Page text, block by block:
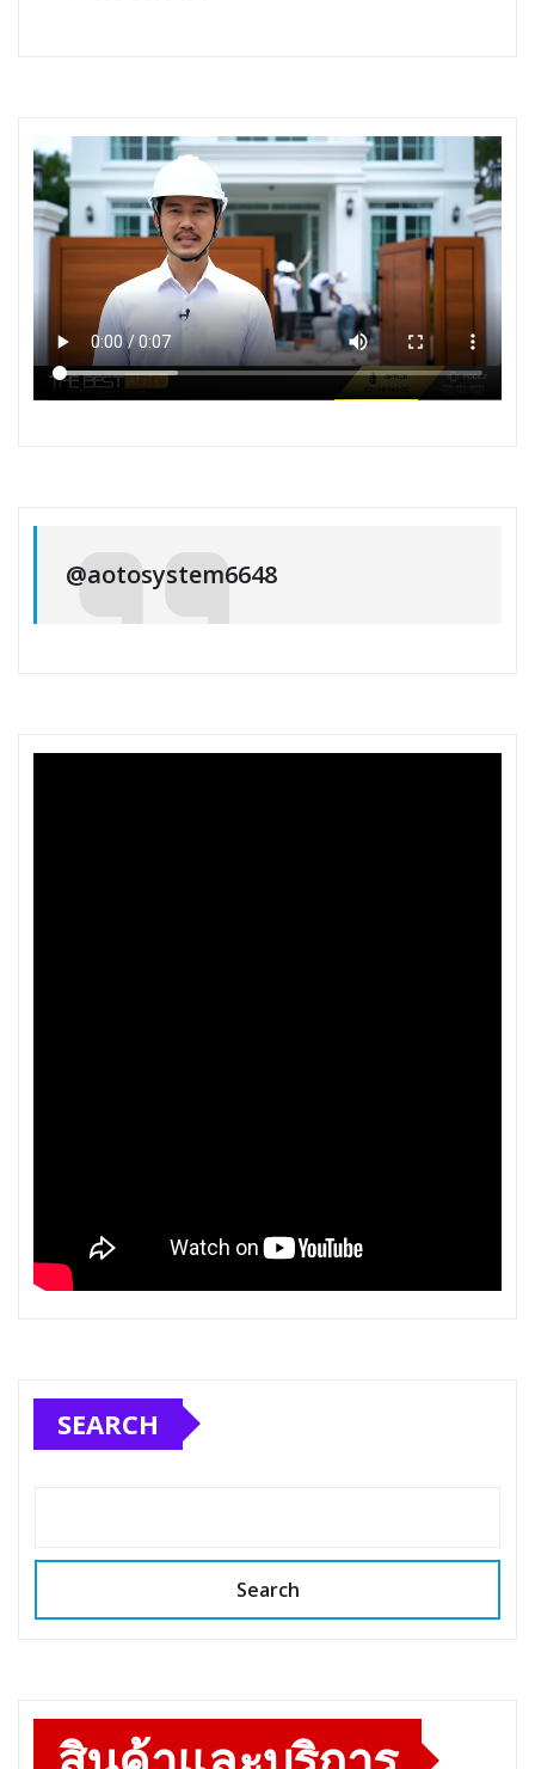
@aotosystem6648
SEARCH
Search